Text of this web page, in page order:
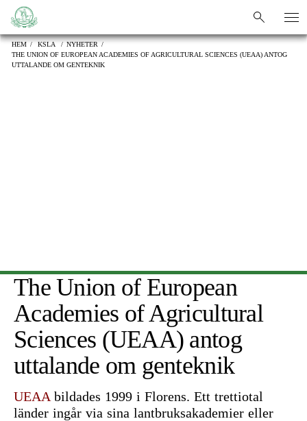
sök
sök
HEM / KSLA / NYHETER /
THE UNION OF EUROPEAN ACADEMIES OF AGRICULTURAL SCIENCES (UEAA) ANTOG
UTTALANDE OM GENTEKNIK
The Union of European
Academies of Agricultural
Sciences (UEAA) antog
uttalande om genteknik
UEAA bildades 1999 i Florens. Ett trettiotal
länder ingår via sina lantbruksakademier eller